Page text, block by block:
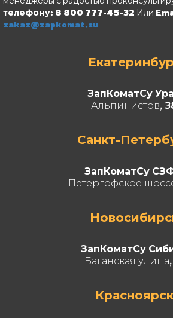
телефону: 8 800 777-45-32 Или
zakaz@zapkomat.su
ЗапКоматСу
Альпинистов,
Санкт-
ЗапКоматСу
Петергофское
ЗапКоматСу
Баганская улица,
Красноярск